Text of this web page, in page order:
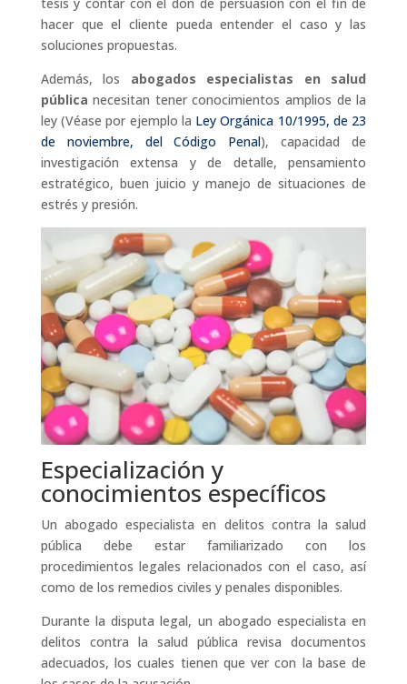
tesis y contar con el don de persuasión con el fin de
hacer que el cliente pueda entender el caso y las
soluciones propuestas.
Además, los abogados especialistas en salud
pública necesitan tener conocimientos amplios de la
ley (Véase por ejemplo la Ley Orgánica 10/1995, de 23
de noviembre, del Código Penal), capacidad de
investigación extensa y de detalle, pensamiento
estratégico, buen juicio y manejo de situaciones de
estrés y presión.
Especialización y
conocimientos específicos
Un abogado especialista en delitos contra la salud
pública debe estar familiarizado con los
procedimientos legales relacionados con el caso, así
como de los remedios civiles y penales disponibles.
Durante la disputa legal, un abogado especialista en
delitos contra la salud pública revisa documentos
adecuados, los cuales tienen que ver con la base de